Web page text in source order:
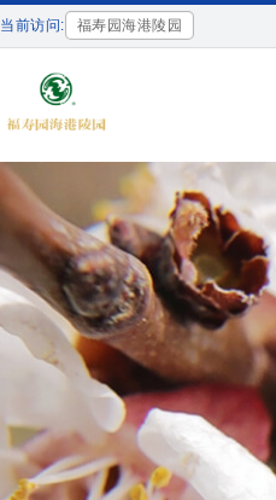
当前访问: 福寿园海港陵园